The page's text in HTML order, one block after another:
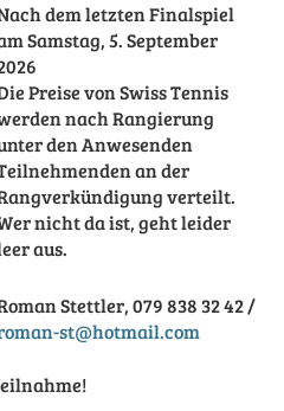
dem letzten Finalspiel
Samstag, 5. September
Preise von Swiss Tennis
nach Rangierung
den Anwesenden
an der
verteilt.
nicht da ist, geht leider
aus.
Stettler, 079 838 32 42 /
st@hotmail.com